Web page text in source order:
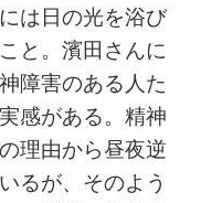
は日の光を浴び
と。濱田さんに
障害のある人た
感がある。精神
理由から昼夜逆
るが、そのよう